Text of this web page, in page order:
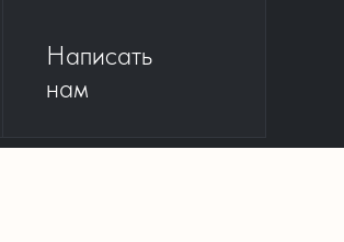
Написать
нам